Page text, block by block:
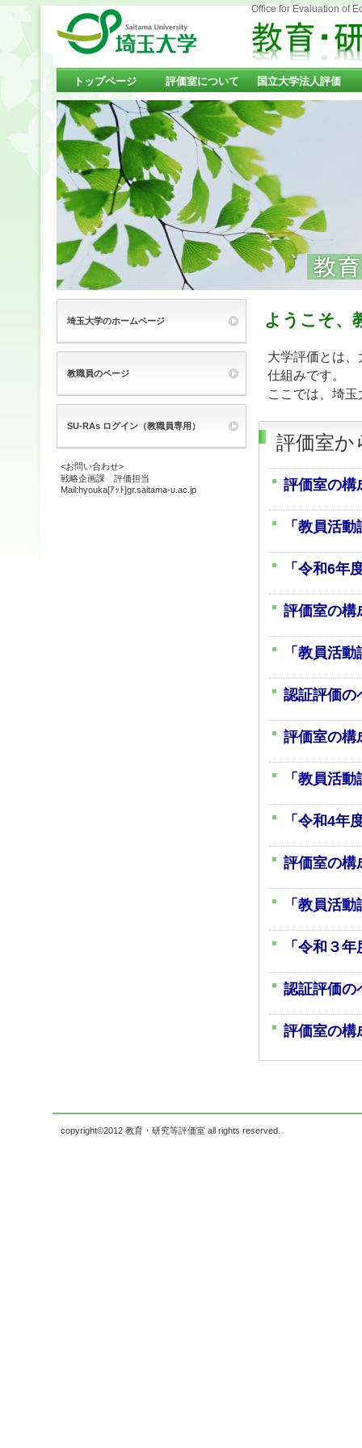
Office for Evaluation of Education and
ようこそ、
大学評価とは
仕組みです。
ここでは、埼
評価室か
評価室の構
「教員活
「令和6年
評価室の構
「教員活
認証評価の
評価室の構
「教員活
「令和4年
評価室の構
「教員活
「令和３
認証評価の
評価室の構
トップページ 評価室について 国立大学法人評価
埼玉大学のホームページ
教職員のページ
SU-RAs ログイン（教職員専用）
<お問い合わせ>
戦略企画課 評価担当
Mail:hyouka[ｱｯﾄ]gr.saitama-u.ac.jp
copyright©2012 教育・研究等評価室 all rights reserved.